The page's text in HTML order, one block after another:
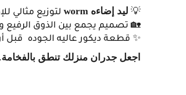
💡 ليد إضاءه worm
لتوزيع مثالي
🏡 تصميم يجمع بين الذوق الرفيع
✨ قطعة ديكور عاليه الجوده قبل
اجعل جدران منزلك تنطق